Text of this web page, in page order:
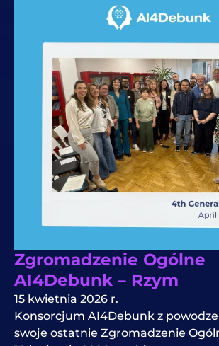
Zgromadzenie Ogólne
AI4Debunk – Rzym
15 kwietnia 2026 r.
Konsorcjum AI4Debunk z
swoje ostatnie Zgromadzenie